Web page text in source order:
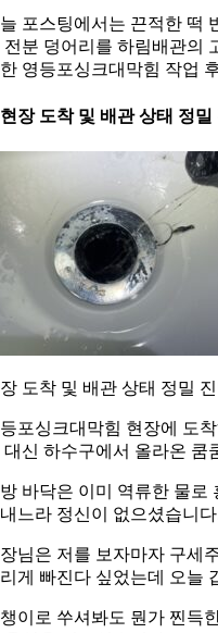
포스팅에서는 끈적한 떡
전분 덩어리를 하림배관의
영등포싱크대막힘 작업
장 도착 및 배관 상태 정밀
도착 및 배관 상태 정밀
포싱크대막힘 현장에 도
대신 하수구에서 올라온 쿰
바닥은 이미 역류한 물로
느라 정신이 없으셨습니
님은 저를 보자마자 구세
게 빠진다 싶었는데 오늘
이로 쑤셔봐도 뭔가 찐득